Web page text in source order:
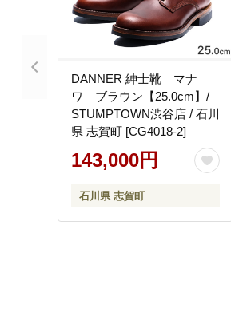
DANNER 紳士靴 マナ
ワ ブラウン【25.0cm】/
STUMPTOWN渋谷店 / 石川
県 志賀町 [CG4018-2]
143,000円
石川県 志賀町